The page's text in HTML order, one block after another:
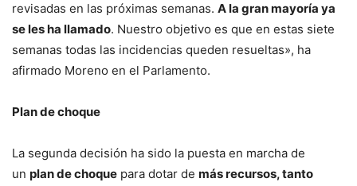
revisadas en las próximas semanas. A la gran mayoría ya
se les ha llamado. Nuestro objetivo es que en estas siete
semanas todas las incidencias queden resueltas», ha
afirmado Moreno en el Parlamento.
Plan de choque
La segunda decisión ha sido la puesta en marcha de
un plan de choque para dotar de más recursos, tanto